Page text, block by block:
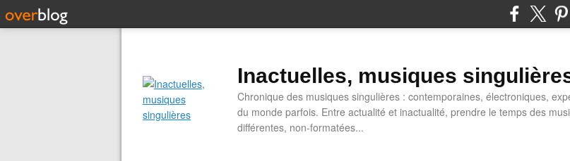
Inactuelles, musiques
Chronique des musiques singulières : contemporaines, électroniques,
du monde parfois. Entre actualité et inactualité, prendre le temps des
différentes, non-formatées...